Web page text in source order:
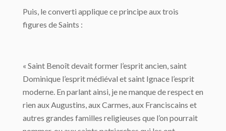
Puis, le converti applique ce principe aux trois
figures de Saints :
« Saint Benoît devait former l’esprit ancien, saint
Dominique l’esprit médiéval et saint Ignace l’esprit
moderne. En parlant ainsi, je ne manque de respect en
rien aux Augustins, aux Carmes, aux Franciscains et
autres grandes familles religieuses que l’on pourrait